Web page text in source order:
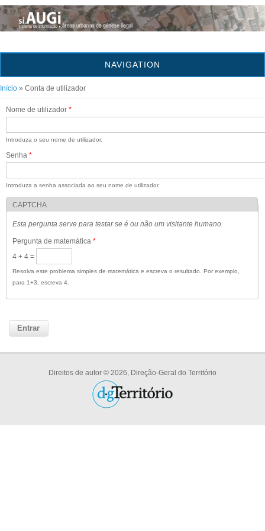
NAVIGATION
Está aqui
Início » Conta de utilizador
Nome de utilizador *
Introduza o seu nome de utilizador.
Senha *
Introduza a senha associada ao seu nome de utilizador.
CAPTCHA
Esta pergunta serve para testar se é ou não um visitante humano.
Pergunta de matemática *
4 + 4 =
Resolva este problema simples de matemática e escreva o resultado. Por exemplo,
para 1+3, escreva 4.
Direitos de autor © 2026, Direção-Geral do Território